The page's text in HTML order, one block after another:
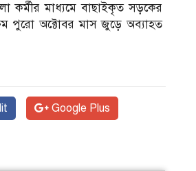
কর্মীর মাধ্যমে বাছাইকৃত সড়কের
পুরো অক্টোবর মাস জুড়ে অব্যাহত
Google Plus